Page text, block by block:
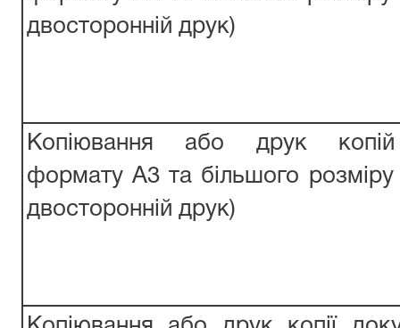
двосторонній друк)
Копіювання або друк копій
формату А3 та більшого розміру
двосторонній друк)